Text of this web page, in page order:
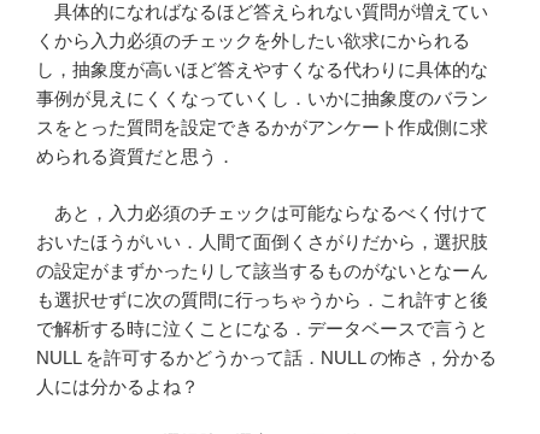
具体的になればなるほど答えられない質問が増えてい
くから入力必須のチェックを外したい欲求にかられる
し，抽象度が高いほど答えやすくなる代わりに具体的な
事例が見えにくくなっていくし．いかに抽象度のバラン
スをとった質問を設定できるかがアンケート作成側に求
められる資質だと思う．
あと，入力必須のチェックは可能ならなるべく付けて
おいたほうがいい．人間て面倒くさがりだから，選択肢
の設定がまずかったりして該当するものがないとなーん
も選択せずに次の質問に行っちゃうから．これ許すと後
で解析する時に泣くことになる．データベースで言うと
NULL を許可するかどうかって話．NULL の怖さ，分かる
人には分かるよね？